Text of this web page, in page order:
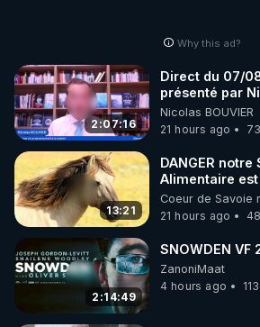
Why this ad?
2:07:16
Direct du 07/
présenté par
BOUVIER
Nicolas BOUVIER
21 hours ago
13:21
DANGER
Alimentaire
Coeur de Savoie
21 hours ago
2:14:49
SNOWDEN VF
ZanoniMaat
4 hours ago